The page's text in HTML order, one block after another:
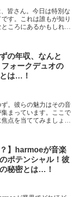
皆さん。今日は特別な
す。これは誰もが知り
ころにあるかもしれま
の年収、なんと
ォークデュオの
は…！
。彼らの魅力はその音
まっています。ここで
点を当ててみましょ
？】harmoeが音楽
ポテンシャル！彼
秘密とは…！